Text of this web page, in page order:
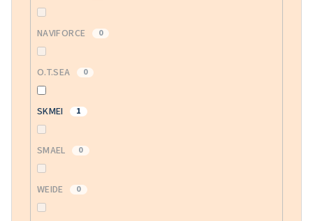
NAVIFORCE 0
O.T.SEA 0
SKMEI 1
SMAEL 0
WEIDE 0